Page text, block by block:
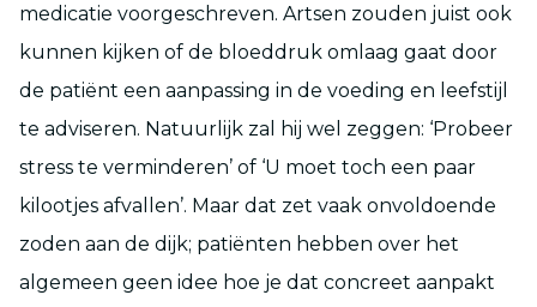
medicatie voorgeschreven. Artsen zouden juist ook
kunnen kijken of de bloeddruk omlaag gaat door
de patiënt een aanpassing in de voeding en leefstijl
te adviseren. Natuurlijk zal hij wel zeggen: ‘Probeer
stress te verminderen’ of ‘U moet toch een paar
kilootjes afvallen’. Maar dat zet vaak onvoldoende
zoden aan de dijk; patiënten hebben over het
algemeen geen idee hoe je dat concreet aanpakt